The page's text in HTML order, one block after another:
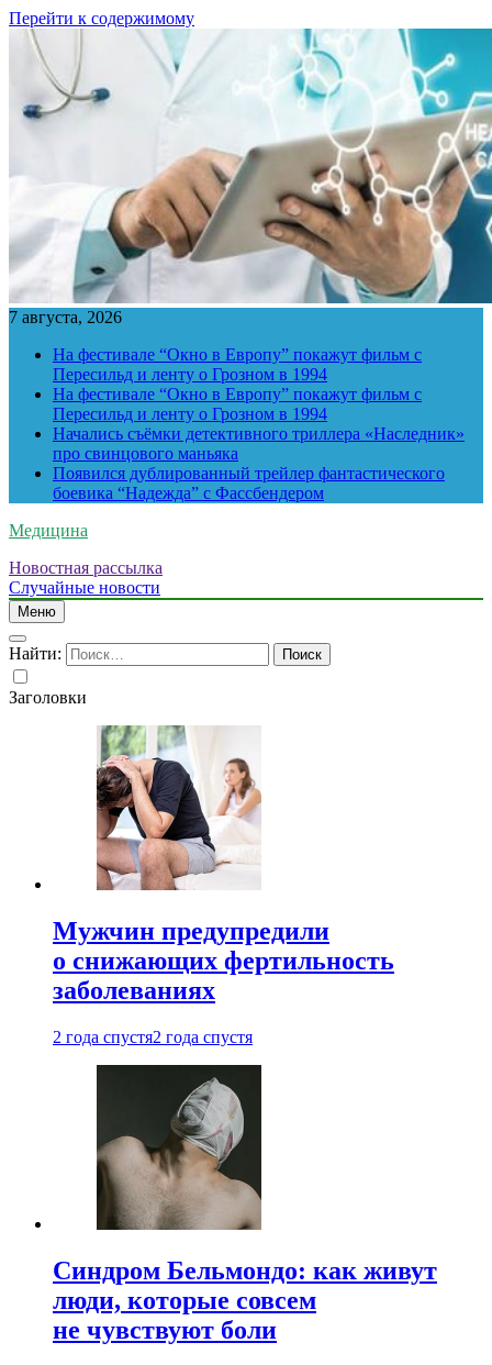
Перейти к содержимому
7 августа, 2026
На фестивале “Окно в Европу” покажут фильм с
Пересильд и ленту о Грозном в 1994
На фестивале “Окно в Европу” покажут фильм с
Пересильд и ленту о Грозном в 1994
Начались съёмки детективного триллера «Наследник»
про свинцового маньяка
Появился дублированный трейлер фантастического
боевика “Надежда” с Фассбендером
Медицина
Новостная рассылка
Случайные новости
Меню
Найти:
Заголовки
Мужчин предупредили
о снижающих фертильность
заболеваниях
2 года спустя2 года спустя
Синдром Бельмондо: как живут
люди, которые совсем
не чувствуют боли